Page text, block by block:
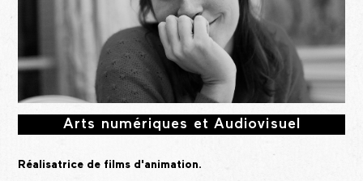
Arts numériques et Audiovisuel
Réalisatrice de films d'animation.